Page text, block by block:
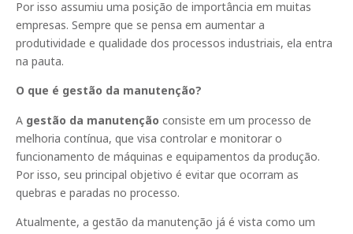
Por isso assumiu uma posição de importância em muitas
empresas. Sempre que se pensa em aumentar a
produtividade e qualidade dos processos industriais, ela entra
na pauta.
O que é gestão da manutenção?
A gestão da manutenção consiste em um processo de
melhoria contínua, que visa controlar e monitorar o
funcionamento de máquinas e equipamentos da produção.
Por isso, seu principal objetivo é evitar que ocorram as
quebras e paradas no processo.
Atualmente, a gestão da manutenção já é vista como um